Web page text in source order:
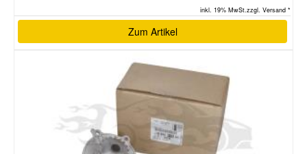
inkl. 19% MwSt.zzgl. Versand *
Zum Artikel